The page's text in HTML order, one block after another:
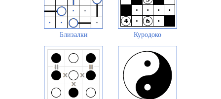
Близалки Куродоко